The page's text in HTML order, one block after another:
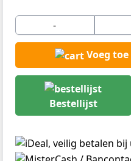
-
Voeg
Bestellijst